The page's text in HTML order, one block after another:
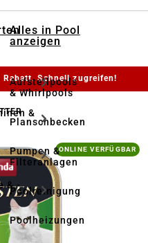
&
& -
Alles in Pool
anzeigen
Aufstellpools
& Whirlpools
Planschbecken
Pumpen &
Filteranlagen
Poolreinigung
Poolheizungen
Rabatt. Schnell zugreifen!
ONLINE VERFÜGBAR